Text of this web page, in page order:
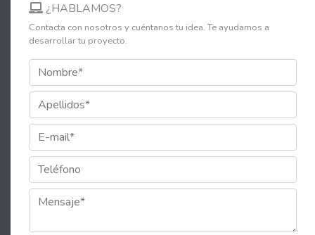
¿HABLAMOS?
Contacta con nosotros y cuéntanos tu idea. Te ayudamos a
desarrollar tu proyecto.